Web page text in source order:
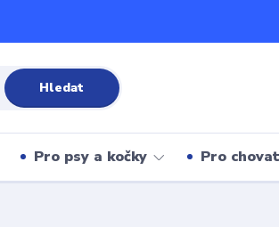
Hledat
Pro psy a kočky Pro